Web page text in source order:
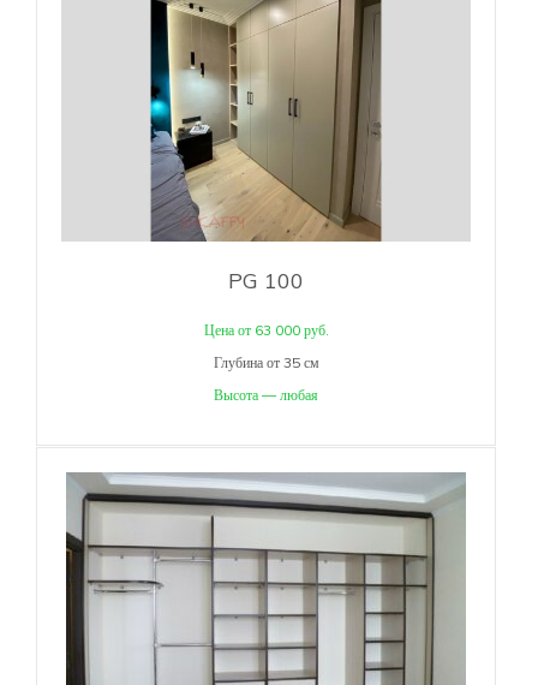
PG 100
Цена от 63 000 руб.
Глубина от 35 см
Высота — любая